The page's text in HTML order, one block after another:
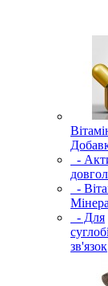
-
-
- Для
зв'язок